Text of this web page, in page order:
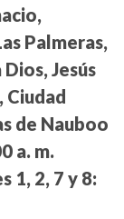
Palmeras,
Jesús
Ciudad
de Nauboo
a. m.
1, 2, 7 y 8: